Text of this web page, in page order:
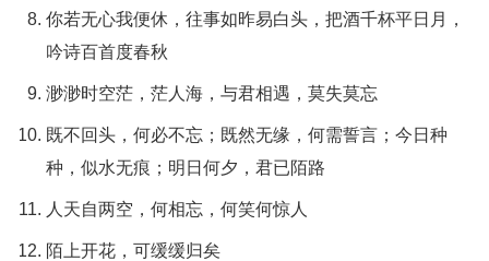
你若无心我便休，往事如昨易白头，把酒千杯平日月，
吟诗百首度春秋
渺渺时空茫，茫人海，与君相遇，莫失莫忘
既不回头，何必不忘；既然无缘，何需誓言；今日种
种，似水无痕；明日何夕，君已陌路
人天自两空，何相忘，何笑何惊人
陌上开花，可缓缓归矣